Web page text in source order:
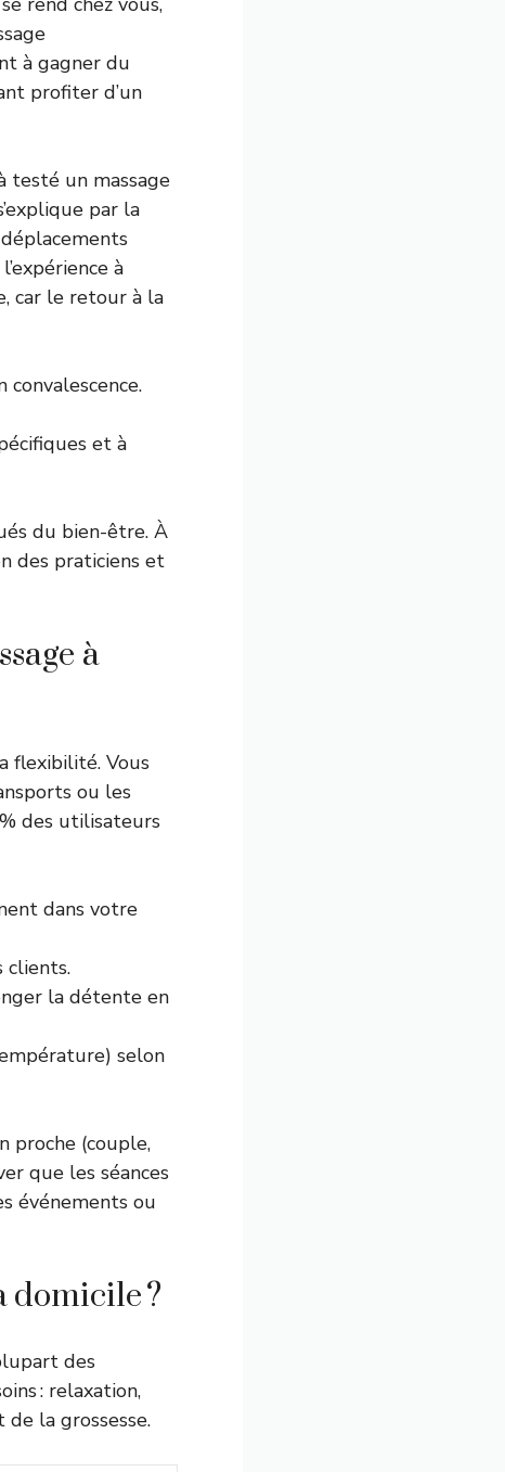
à gagner du
profiter d’un
testé un massage
par la
à
car le retour à la
et à
du bien-être. À
des praticiens et
à
flexibilité. Vous
ou les
des utilisateurs
dans votre
clients.
la détente en
selon
proche (couple,
que les séances
événements ou
domicile ?
des
: relaxation,
la grossesse.